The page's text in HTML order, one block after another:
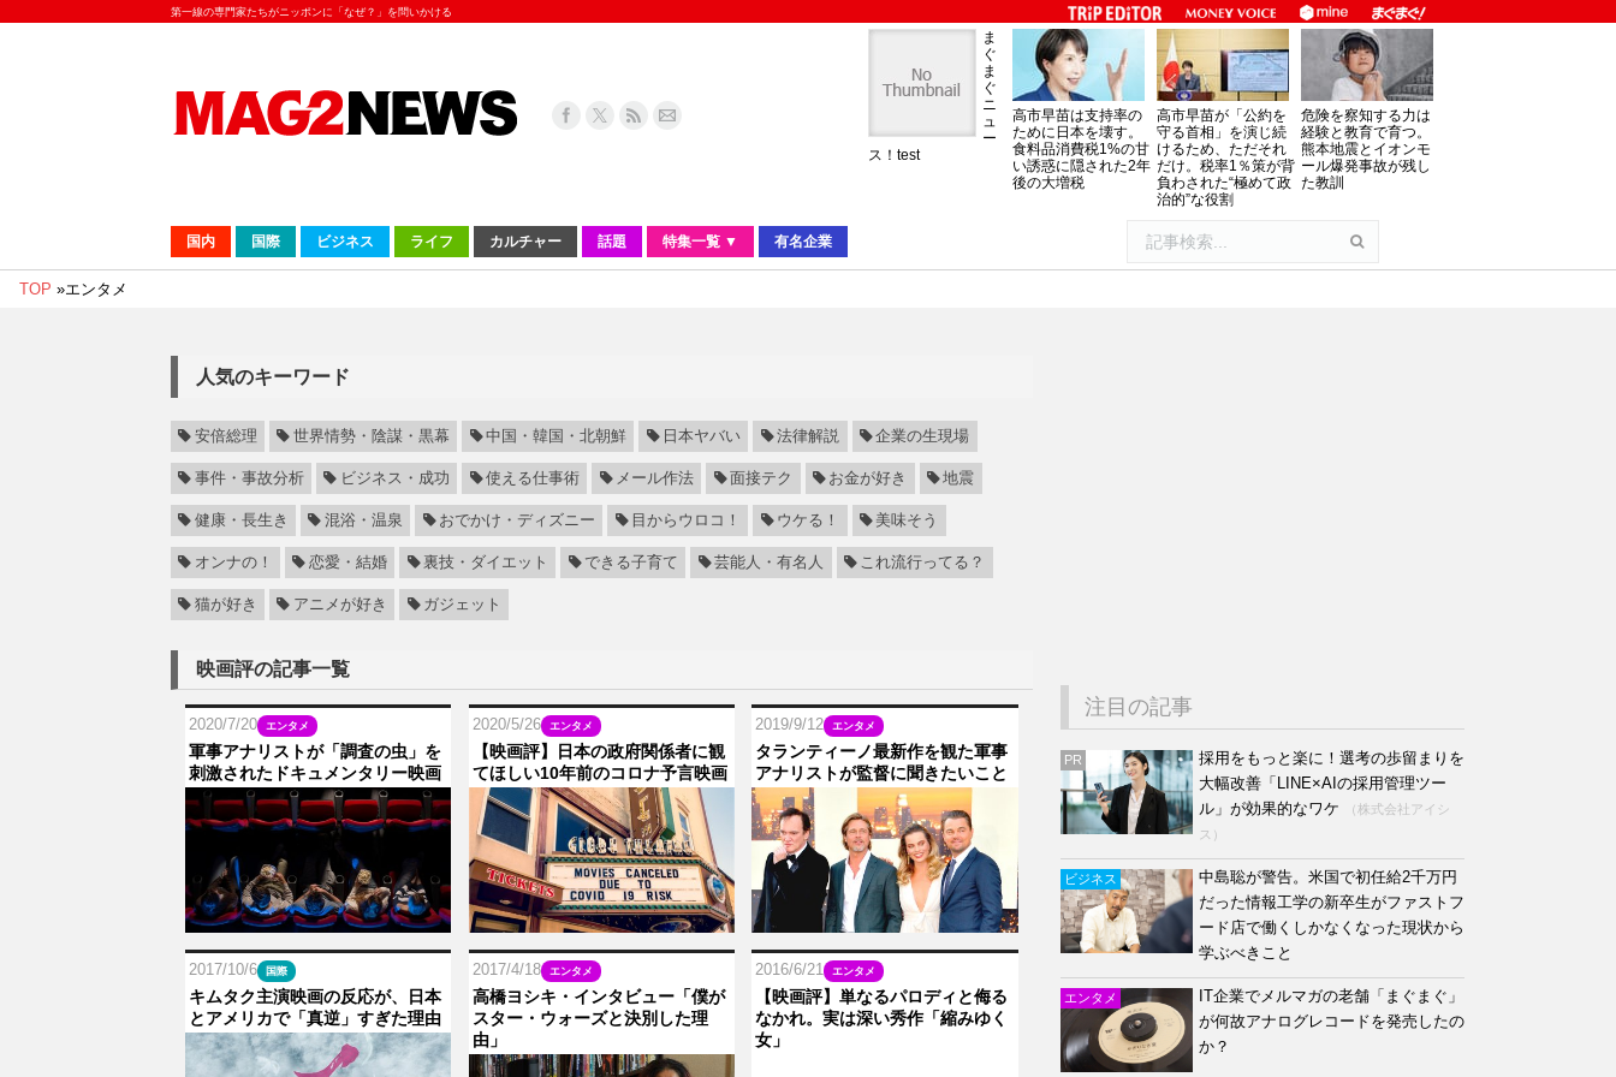
第一線の専門家たちがニッポンに「なぜ？」を問いかける
ま
ぐ
ま
ぐ
ニ
ュ
ー
ス！test
高市早苗は支持率の
ために日本を壊す。
食料品消費税1%の甘
い誘惑に隠された2年
後の大増税
高市早苗が「公約を
守る首相」を演じ続
けるため、ただそれ
だけ。税率1％策が背
負わされた“極めて政
治的”な役割
危険を察知する力は
経験と教育で育つ。
熊本地震とイオンモ
ール爆発事故が残し
た教訓
国内 国際 ビジネス ライフ カルチャー 話題 特集一覧 ▼ 有名企業
TOP »エンタメ
人気のキーワード
安倍総理 世界情勢・陰謀・黒幕 中国・韓国・北朝鮮 日本ヤバい 法律解説 企業の生現場
事件・事故分析 ビジネス・成功 使える仕事術 メール作法 面接テク お金が好き 地震
健康・長生き 混浴・温泉 おでかけ・ディズニー 目からウロコ！ ウケる！ 美味そう
オンナの！ 恋愛・結婚 裏技・ダイエット できる子育て 芸能人・有名人 これ流行ってる？
猫が好き アニメが好き ガジェット
映画評の記事一覧
2020/7/20 エンタメ
軍事アナリストが「調査の虫」を
刺激されたドキュメンタリー映画
2020/5/26 エンタメ
【映画評】日本の政府関係者に観
てほしい10年前のコロナ予言映画
2019/9/12 エンタメ
タランティーノ最新作を観た軍事
アナリストが監督に聞きたいこと
2017/10/6 国際
キムタク主演映画の反応が、日本
とアメリカで「真逆」すぎた理由
2017/4/18 エンタメ
高橋ヨシキ・インタビュー「僕が
スター・ウォーズと決別した理
由」
2016/6/21 エンタメ
【映画評】単なるパロディと侮る
なかれ。実は深い秀作「縮みゆく
女」
注目の記事
PR
採用をもっと楽に！選考の歩留まりを
大幅改善「LINE×AIの採用管理ツー
ル」が効果的なワケ
（株式会社アイシ
ス）
ビジネス
中島聡が警告。米国で初任給2千万円
だった情報工学の新卒生がファストフ
ード店で働くしかなくなった現状から
学ぶべきこと
エンタメ
IT企業でメルマガの老舗「まぐまぐ」
が何故アナログレコードを発売したの
か？